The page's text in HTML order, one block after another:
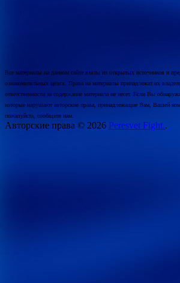
Все материалы на данном сайте взяты из открытых источников и
ознакомительных целях. Права на материалы принадлежат их
ответственности за содержание материала не несет. Если Вы
которые нарушают авторские права, принадлежащие Вам, Вашей
пожалуйста, сообщите нам.
Авторские права © 2026 Peresvet Fight..